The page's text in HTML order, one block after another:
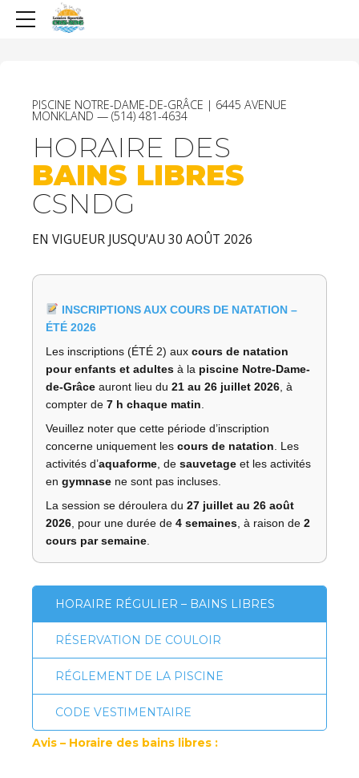
PISCINE NOTRE-DAME-DE-GRÂCE | 6445 AVENUE
MONKLAND — (514) 481-4634
HORAIRE DES
BAINS LIBRES
CSNDG
EN VIGUEUR JUSQU'AU 30 AOÛT 2026
INSCRIPTIONS AUX COURS DE NATATION –
ÉTÉ 2026
Les inscriptions (ÉTÉ 2) aux cours de natation
pour enfants et adultes à la piscine Notre-Dame-
de-Grâce auront lieu du 21 au 26 juillet 2026 , à
compter de 7 h chaque matin
Veuillez noter que cette période d’inscription
concerne uniquement les cours de natation . Les
activités d’aquaforme , de sauvetage et les activités
en gymnase ne sont pas incluses.
La session se déroulera du 27 juillet au 26 août
2026 , pour une durée de 4 semaines , à raison de 2
cours par semaine
HORAIRE RÉGULIER – BAINS LIBRES
RÉSERVATION DE COULOIR
RÉGLEMENT DE LA PISCINE
CODE VESTIMENTAIRE
Avis – Horaire des bains libres :